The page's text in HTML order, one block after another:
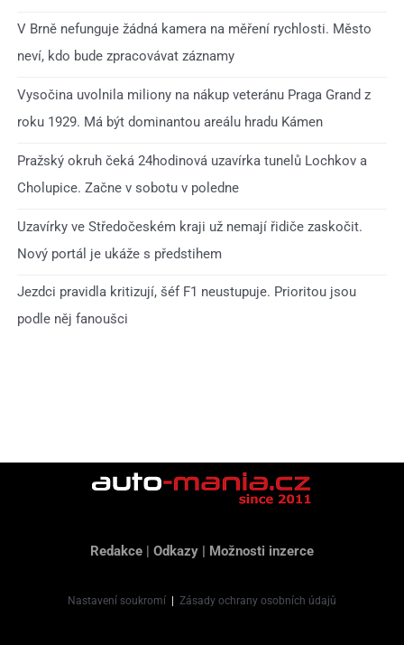
V Brně nefunguje žádná kamera na měření rychlosti. Město
neví, kdo bude zpracovávat záznamy
Vysočina uvolnila miliony na nákup veteránu Praga Grand z
roku 1929. Má být dominantou areálu hradu Kámen
Pražský okruh čeká 24hodinová uzavírka tunelů Lochkov a
Cholupice. Začne v sobotu v poledne
Uzavírky ve Středočeském kraji už nemají řidiče zaskočit.
Nový portál je ukáže s předstihem
Jezdci pravidla kritizují, šéf F1 neustupuje. Prioritou jsou
podle něj fanoušci
Redakce | Odkazy | Možnosti inzerce
Nastavení soukromí Zásady ochrany osobních údajů